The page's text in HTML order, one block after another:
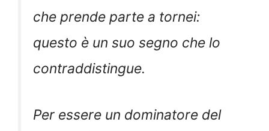
che prende parte a tornei:
questo è un suo segno che lo
contraddistingue.
Per essere un dominatore del